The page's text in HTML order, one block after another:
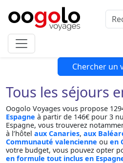
Chercher un
Tous les séjours
Oogolo Voyages vous propose
Espagne à partir de 146€ pour 3
Espagne, vous trouverez
à l’hôtel aux Canaries, aux
Communauté valencienne ou en
votre budget, vous pouvez opter
en formule tout inclus en